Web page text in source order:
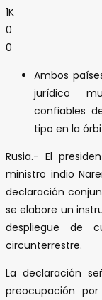
1K
0
0
Ambos
jurídico
confiables
tipo en la
Rusia.- El
ministro indio
declaración
se elabore un
despliegue de
circunterrestre.
La declaración
preocupación